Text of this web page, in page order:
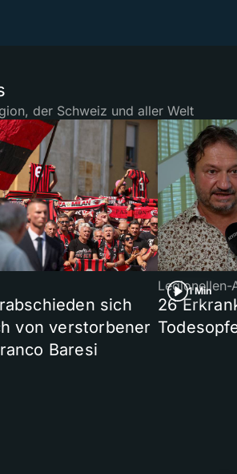
der Schweiz und aller Welt
sich
von verstorbener
Baresi
1 Min
Legionellen-
26